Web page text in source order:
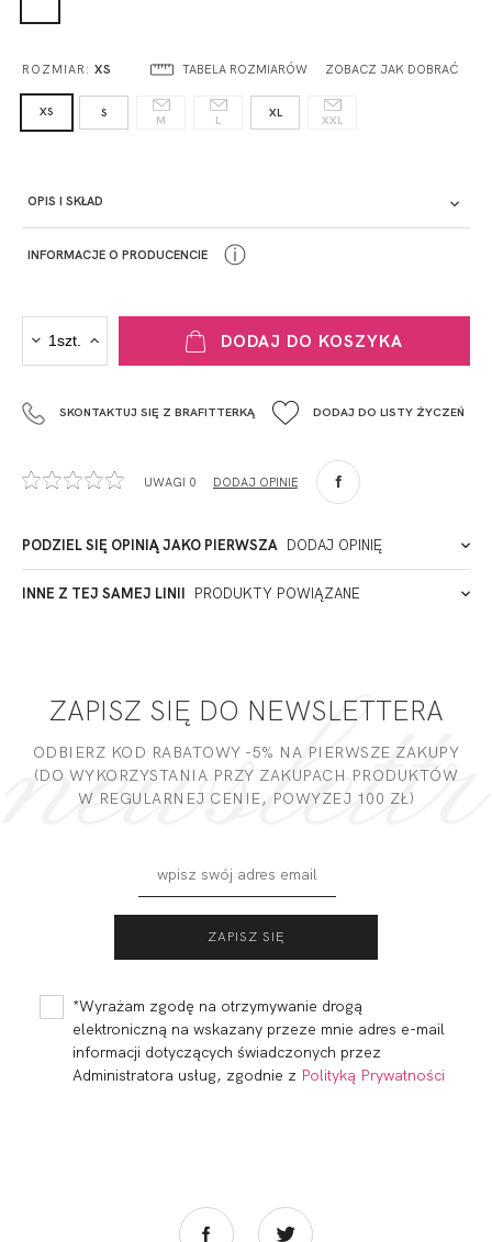
ROZMIAR: XS TABELA ROZMIARÓW ZOBACZ JAK DOBRAĆ
XS S
M L
XL
XXL
OPIS I SKŁAD
INFORMACJE O PRODUCENCIE
Fashiontex Group Sp.z o.o. Spółka komandytowa
+48 42 719 43 15
90-057
Polska
ADRES PUNKTU KONTAKTOWEGO
ⓘ
DODAJ DO KOSZYKA
SKONTAKTUJ SIĘ Z BRAFITTERKĄ DODAJ DO LISTY ŻYCZEŃ
UWAGI 0 DODAJ OPINIĘ
PODZIEL SIĘ OPINIĄ JAKO PIERWSZA DODAJ OPINIĘ
Miałeś już kontakt z naszym produktem? Zostaw opinię
INNE Z TEJ SAMEJ LINII PRODUKTY POWIĄZANE
217,00 65,01 zł 208,01
ZAPISZ SIĘ DO NEWSLETTERA
ODBIERZ KOD RABATOWY -5% NA PIERWSZE ZAKUPY
(DO WYKORZYSTANIA PRZY ZAKUPACH PRODUKTÓW
W REGULARNEJ CENIE, POWYZEJ 100 ZŁ)
*Wyrażam zgodę na otrzymywanie drogą
elektroniczną na wskazany przeze mnie adres e-mail
informacji dotyczących świadczonych przez
Administratora usług, zgodnie z Polityką Prywatności